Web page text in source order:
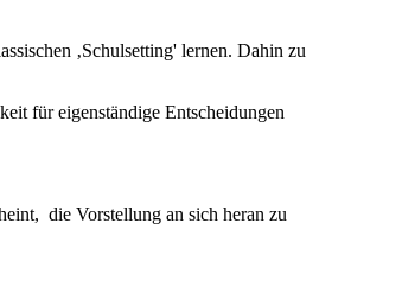
‚Schulsetting' lernen. Dahin zu
für eigenständige Entscheidungen
die Vorstellung an sich heran zu